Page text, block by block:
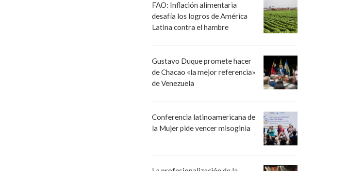
FAO: Inflación alimentaria
desafía los logros de América
Latina contra el hambre
Gustavo Duque promete hacer
de Chacao «la mejor referencia»
de Venezuela
Conferencia latinoamericana de
la Mujer pide vencer misoginia